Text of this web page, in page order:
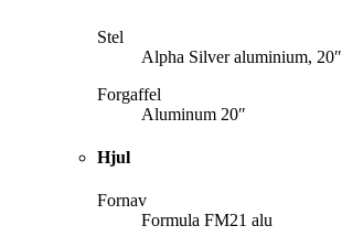
Stel
Alpha Silver aluminium, 20″
Forgaffel
Aluminum 20″
Hjul
Fornav
Formula FM21 alu